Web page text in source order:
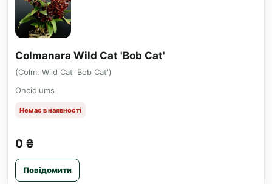
Colmanara Wild Cat 'Bob Cat'
(Colm. Wild Cat 'Bob Cat')
Oncidiums
Немає в наявності
0 ₴
Повідомити